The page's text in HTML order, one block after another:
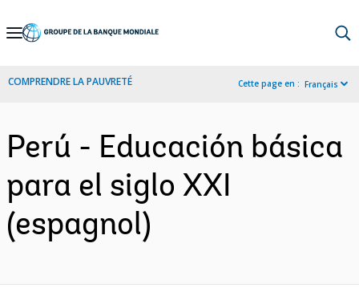
Skip
Navigation
COMPRENDRE LA PAUVRETÉ Cette page en : Français
Perú - Educación básica
para el siglo XXI
(espagnol)